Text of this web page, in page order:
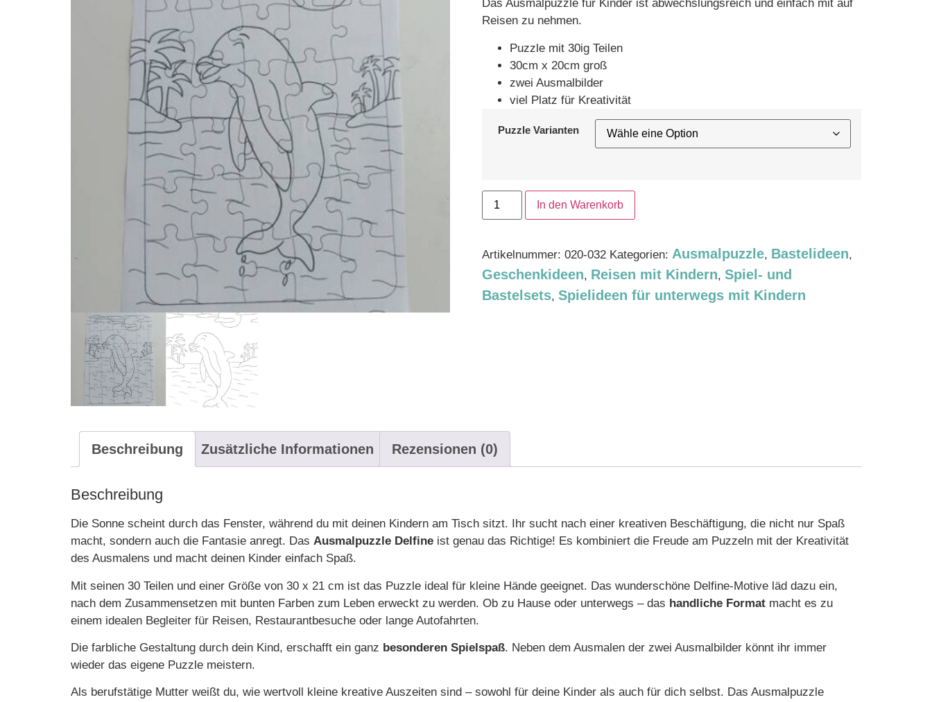
Das Ausmalpuzzle für Kinder ist abwechslungsreich und einfach mit auf
Reisen zu nehmen.
Puzzle mit 30ig Teilen
30cm x 20cm groß
zwei Ausmalbilder
viel Platz für Kreativität
Puzzle Varianten
In den Warenkorb
Artikelnummer: 020-032 Kategorien: Ausmalpuzzle, Bastelideen,
Geschenkideen, Reisen mit Kindern, Spiel- und
Bastelsets, Spielideen für unterwegs mit Kindern
Beschreibung Zusätzliche Informationen Rezensionen (0)
Beschreibung
Die Sonne scheint durch das Fenster, während du mit deinen Kindern am Tisch sitzt. Ihr sucht nach einer kreativen Beschäftigung, die nicht nur Spaß
macht, sondern auch die Fantasie anregt. Das Ausmalpuzzle Delfine ist genau das Richtige! Es kombiniert die Freude am Puzzeln mit der Kreativität
des Ausmalens und macht deinen Kinder einfach Spaß.
Mit seinen 30 Teilen und einer Größe von 30 x 21 cm ist das Puzzle ideal für kleine Hände geeignet. Das wunderschöne Delfine-Motive läd dazu ein,
nach dem Zusammensetzen mit bunten Farben zum Leben erweckt zu werden. Ob zu Hause oder unterwegs – das handliche Format macht es zu
einem idealen Begleiter für Reisen, Restaurantbesuche oder lange Autofahrten.
Die farbliche Gestaltung durch dein Kind, erschafft ein ganz besonderen Spielspaß. Neben dem Ausmalen der zwei Ausmalbilder könnt ihr immer
wieder das eigene Puzzle meistern.
Als berufstätige Mutter weißt du, wie wertvoll kleine kreative Auszeiten sind – sowohl für deine Kinder als auch für dich selbst. Das Ausmalpuzzle